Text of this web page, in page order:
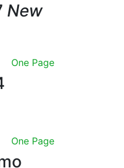
New
One Page
One Page